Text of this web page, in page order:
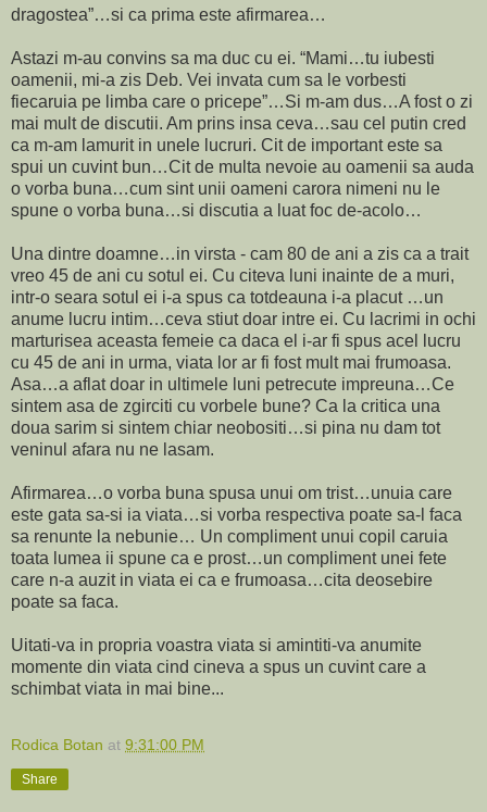
dragostea”…si ca prima este afirmarea…
Astazi m-au convins sa ma duc cu ei. “Mami…tu iubesti
oamenii, mi-a zis Deb. Vei invata cum sa le vorbesti
fiecaruia pe limba care o pricepe”…Si m-am dus…A fost o zi
mai mult de discutii. Am prins insa ceva…sau cel putin cred
ca m-am lamurit in unele lucruri. Cit de important este sa
spui un cuvint bun…Cit de multa nevoie au oamenii sa auda
o vorba buna…cum sint unii oameni carora nimeni nu le
spune o vorba buna…si discutia a luat foc de-acolo…
Una dintre doamne…in virsta - cam 80 de ani a zis ca a trait
vreo 45 de ani cu sotul ei. Cu citeva luni inainte de a muri,
intr-o seara sotul ei i-a spus ca totdeauna i-a placut …un
anume lucru intim…ceva stiut doar intre ei. Cu lacrimi in ochi
marturisea aceasta femeie ca daca el i-ar fi spus acel lucru
cu 45 de ani in urma, viata lor ar fi fost mult mai frumoasa.
Asa…a aflat doar in ultimele luni petrecute impreuna…Ce
sintem asa de zgirciti cu vorbele bune? Ca la critica una
doua sarim si sintem chiar neobositi…si pina nu dam tot
veninul afara nu ne lasam.
Afirmarea…o vorba buna spusa unui om trist…unuia care
este gata sa-si ia viata…si vorba respectiva poate sa-l faca
sa renunte la nebunie… Un compliment unui copil caruia
toata lumea ii spune ca e prost…un compliment unei fete
care n-a auzit in viata ei ca e frumoasa…cita deosebire
poate sa faca.
Uitati-va in propria voastra viata si amintiti-va anumite
momente din viata cind cineva a spus un cuvint care a
schimbat viata in mai bine...
Rodica Botan at 9:31:00 PM
Share